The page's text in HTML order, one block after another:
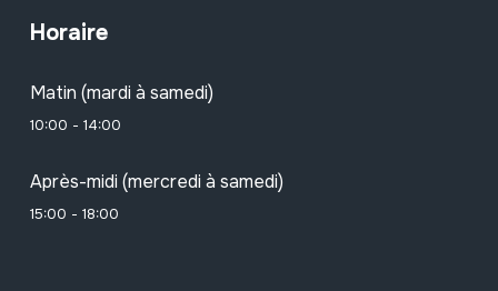
Horaire
Matin (mardi à samedi)
10:00 - 14:00
Après-midi (mercredi à samedi)
15:00 - 18:00